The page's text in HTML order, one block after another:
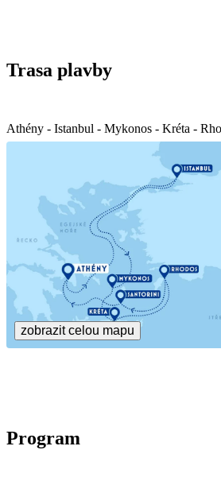
Trasa plavby
Athény - Istanbul - Mykonos - Kréta -
zobrazit celou mapu
Program